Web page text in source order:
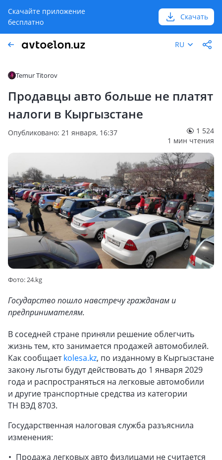
Скачайте приложение
бесплатно
Скачать
RU
Temur Titorov
Продавцы авто больше не платят
налоги в Кыргызстане
Опубликовано: 21 января, 16:37
1 524
1 мин чтения
Фото: 24.kg
Государство пошло навстречу гражданам и
предпринимателям.
В соседней стране приняли решение облегчить
жизнь тем, кто занимается продажей автомобилей.
Как сообщаетkolesa.kz, по изданному в Кыргызстане
закону льготы будут действовать до 1 января 2029
года и распространяться на легковые автомобили
и другие транспортные средства из категории
ТН ВЭД 8703.
Государственная налоговая служба разъяснила
изменения:
Продажа легковых авто физлицами не считается